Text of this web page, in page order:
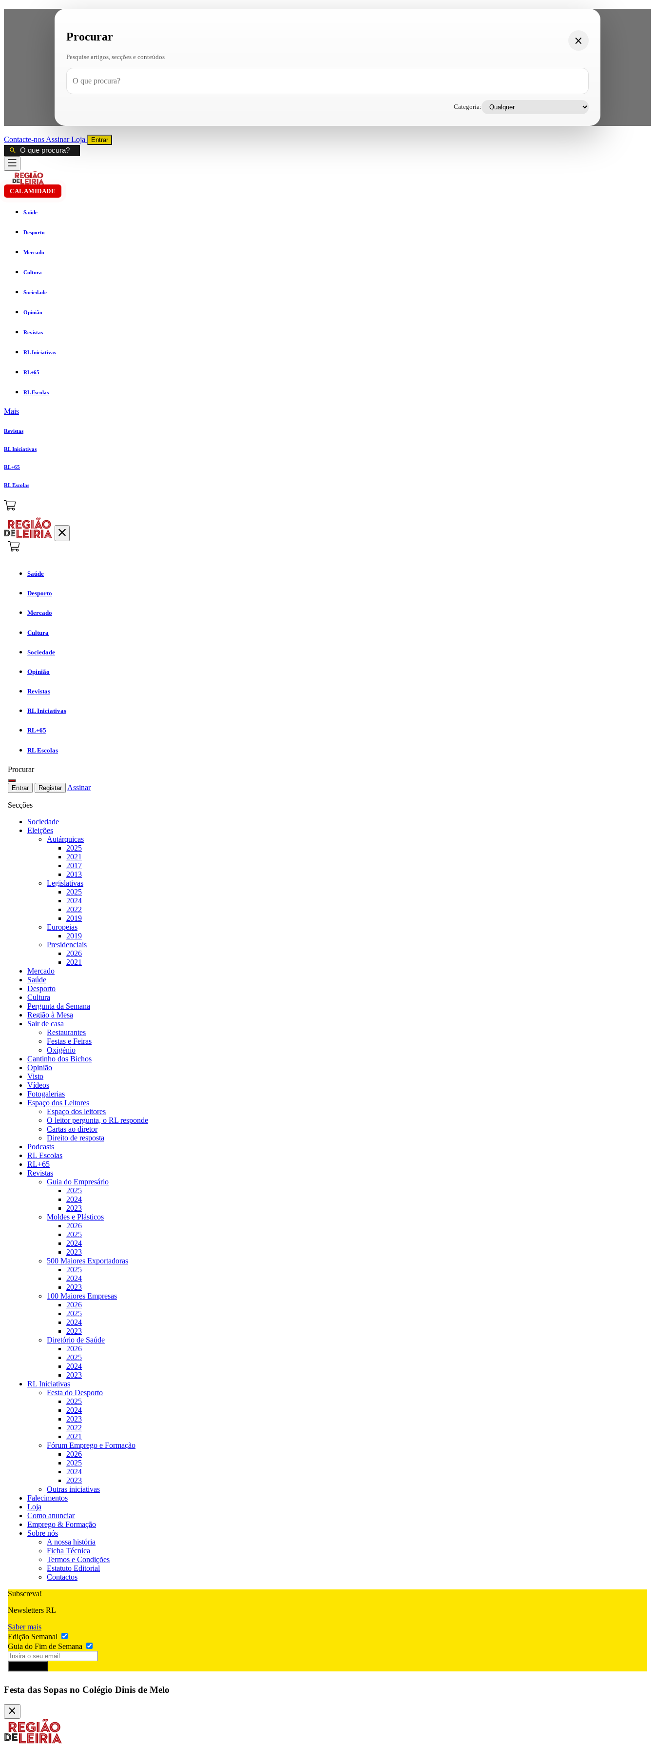
Procurar
Pesquise artigos, secções e conteúdos
Categoria:
Contacte-nos AssinarLoja Entrar
CALAMIDADE
Saúde
Desporto
Mercado
Cultura
Sociedade
Opinião
Revistas
RL Iniciativas
RL+65
RL Escolas
Mais
Revistas
RL Iniciativas
RL+65
RL Escolas
Saúde
Desporto
Mercado
Cultura
Sociedade
Opinião
Revistas
RL Iniciativas
RL+65
RL Escolas
Procurar
Entrar Registar Assinar
Secções
Sociedade
Eleições
Autárquicas
2025
2021
2017
2013
Legislativas
2025
2024
2022
2019
Europeias
2019
Presidenciais
2026
2021
Mercado
Saúde
Desporto
Cultura
Pergunta da Semana
Região à Mesa
Sair de casa
Restaurantes
Festas e Feiras
Oxigénio
Cantinho dos Bichos
Opinião
Visto
Vídeos
Fotogalerias
Espaço dos Leitores
Espaço dos leitores
O leitor pergunta, o RL responde
Cartas ao diretor
Direito de resposta
Podcasts
RL Escolas
RL+65
Revistas
Guia do Empresário
2025
2024
2023
Moldes e Plásticos
2026
2025
2024
2023
500 Maiores Exportadoras
2025
2024
2023
100 Maiores Empresas
2026
2025
2024
2023
Diretório de Saúde
2026
2025
2024
2023
RL Iniciativas
Festa do Desporto
2025
2024
2023
2022
2021
Fórum Emprego e Formação
2026
2025
2024
2023
Outras iniciativas
Falecimentos
Loja
Como anunciar
Emprego & Formação
Sobre nós
A nossa história
Ficha Técnica
Termos e Condições
Estatuto Editorial
Contactos
Subscreva!
Newsletters RL
Saber mais
Edição Semanal
Guia do Fim de Semana
Festa das Sopas no Colégio Dinis de Melo